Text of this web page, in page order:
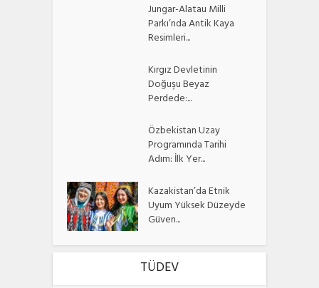
Jungar-Alatau Milli
Parkı’nda Antik Kaya
Resimleri...
Kırgız Devletinin
Doğuşu Beyaz
Perdede:...
Özbekistan Uzay
Programında Tarihi
Adım: İlk Yer...
Kazakistan’da Etnik
Uyum Yüksek Düzeyde
Güven...
TÜDEV